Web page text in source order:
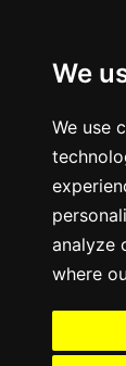
We
We use
analyze
where